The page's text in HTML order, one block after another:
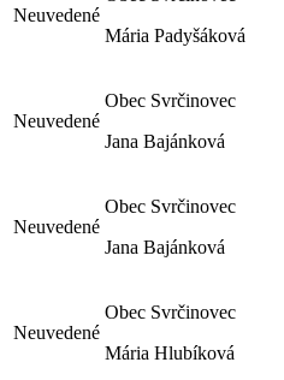
Neuvedené
Mária Padyšáková
Neuvedené
Obec Svrčinovec
Jana Bajánková
Neuvedené
Obec Svrčinovec
Jana Bajánková
Neuvedené
Obec Svrčinovec
Mária Hlubíková